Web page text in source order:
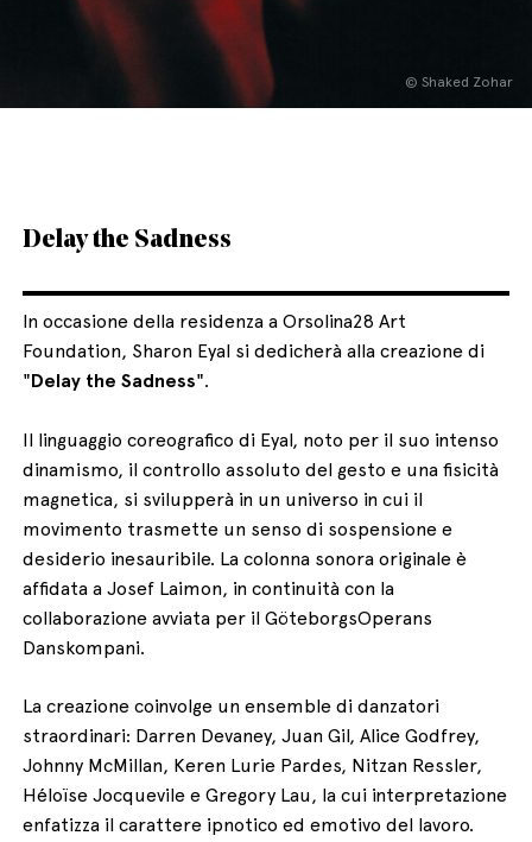
© Shaked Zohar
Delay the Sadness
In occasione della residenza a Orsolina28 Art
Foundation, Sharon Eyal si dedicherà alla creazione di
"Delay the Sadness".
Il linguaggio coreografico di Eyal, noto per il suo intenso
dinamismo, il controllo assoluto del gesto e una fisicità
magnetica, si svilupperà in un universo in cui il
movimento trasmette un senso di sospensione e
desiderio inesauribile. La colonna sonora originale è
affidata a Josef Laimon, in continuità con la
collaborazione avviata per il GöteborgsOperans
Danskompani.
La creazione coinvolge un ensemble di danzatori
straordinari: Darren Devaney, Juan Gil, Alice Godfrey,
Johnny McMillan, Keren Lurie Pardes, Nitzan Ressler,
Héloïse Jocquevile e Gregory Lau, la cui interpretazione
enfatizza il carattere ipnotico ed emotivo del lavoro.